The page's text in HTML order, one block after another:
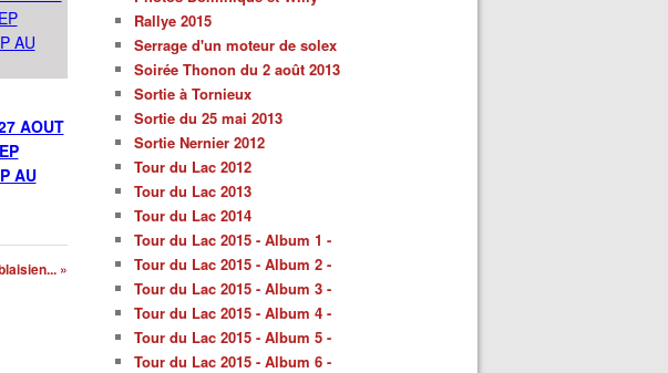
AOUT
AU
»
Rallye 2015
Serrage d'un moteur de solex
Soirée Thonon du 2 août 2013
Sortie à Tornieux
Sortie du 25 mai 2013
Sortie Nernier 2012
Tour du Lac 2012
Tour du Lac 2013
Tour du Lac 2014
Tour du Lac 2015 - Album 1 -
Tour du Lac 2015 - Album 2 -
Tour du Lac 2015 - Album 3 -
Tour du Lac 2015 - Album 4 -
Tour du Lac 2015 - Album 5 -
Tour du Lac 2015 - Album 6 -